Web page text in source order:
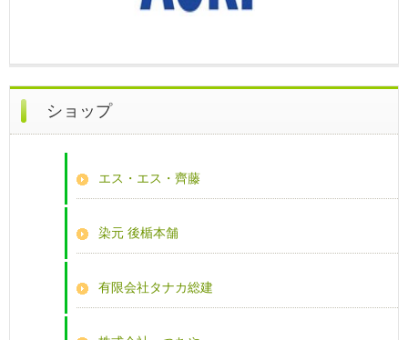
ショップ
エス・エス・齊藤
染元 後楯本舗
有限会社タナカ総建